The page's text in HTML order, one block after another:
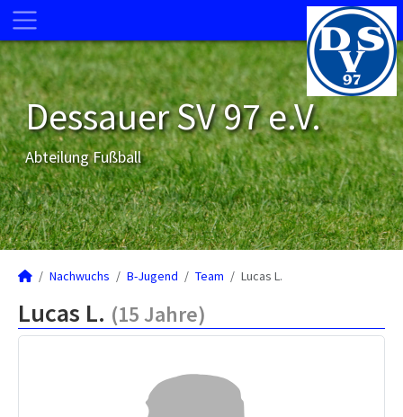
Dessauer SV 97 e.V.
Abteilung Fußball
Nachwuchs B-Jugend Team Lucas L.
Lucas L. (15 Jahre)